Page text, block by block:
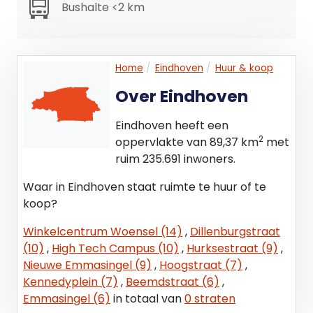
Woensel 54 -55 : Woensel sectie L nr 5676 A6 en
Er is sprake van een Centrale VVE ( CVVE) en een
verplicht lid van is. De navolgende bijdrage is voor
2024 op jaarbasis van toepassing :
- Woensel 54-55 ( appartementsrecht) bijdrage
VVE + CVVE € 9.242,26
- Woensel 302 ( volle eigendom) bijdrage CVVE €
2.917,16
Bovenstaande kosten worden deels doorbelast
aan de huurder in de vorm van servicekosten.
KOOPSOM
€ 1.095.000,- kosten koper
Bushalte <2 km
Home Eindhoven Huur & koop
Over Eindhoven
Eindhoven heeft een
oppervlakte van 89,37 km2 met
ruim 235.691 inwoners.
Waar in Eindhoven staat ruimte te huur of te
koop?
Winkelcentrum Woensel (14) , Dillenburgstraat
(10) , High Tech Campus (10) , Hurksestraat (9) ,
Nieuwe Emmasingel (9) , Hoogstraat (7) ,
Kennedyplein (7) , Beemdstraat (6) ,
Emmasingel (6) in totaal van0 straten